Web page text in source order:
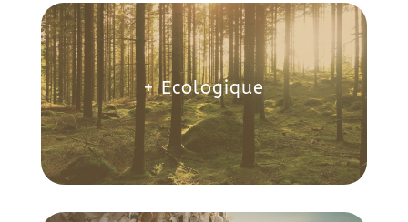
+ Ecologique